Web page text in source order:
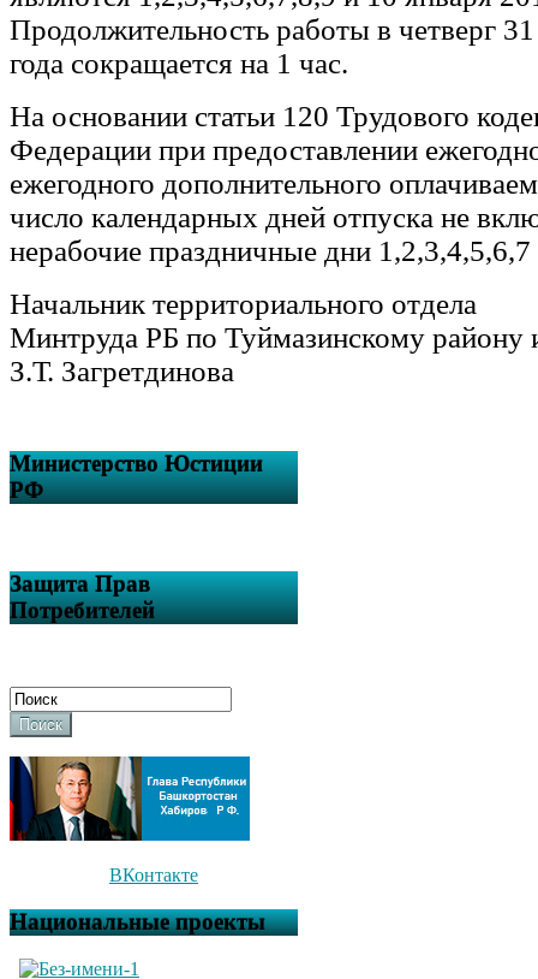
Продолжительность работы в четверг
года сокращается на 1 час.
На основании статьи 120 Трудового
Федерации при предоставлении
ежегодного дополнительного
число календарных дней отпуска не
нерабочие праздничные дни 1,2,3,4,5,6,7
Начальник территориального отдела
Минтруда РБ по Туймазинскому району
З.Т. Загретдинова
Министерство Юстиции
РФ
Защита Прав
Потребителей
Поиск
ВКонтакте
Национальные проекты